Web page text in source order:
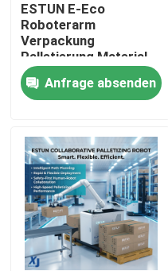
Zu Hause
Produkte
Videos
Über uns
Werksbesichtigung
ESTUN E-Eco
Roboterarm
Verpackung
Palletierung Material
Handling
Kollaborationsroboter
mit OnRobot Gripper
Anfrage absenden